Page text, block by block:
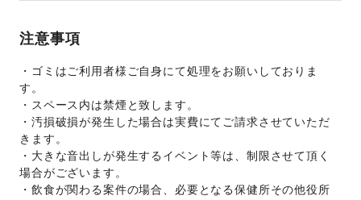
注意事項
・ゴミはご利用者様ご自身にて処理をお願いしておりま
す。
・スペース内は禁煙と致します。
・汚損破損が発生した場合は実費にてご請求させていただ
きます。
・大きな音出しが発生するイベント等は、制限させて頂く
場合がございます。
・飲食が関わる案件の場合、必要となる保健所その他役所